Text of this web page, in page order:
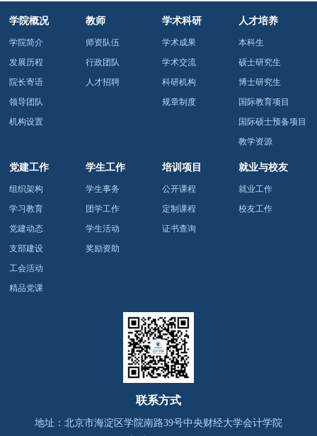
学院概况
学院简介
发展历程
院长寄语
领导团队
机构设置
教师
师资队伍
行政团队
人才招聘
学术科研
学术成果
学术交流
科研机构
规章制度
人才培养
本科生
硕士研究生
博士研究生
国际教育项目
国际硕士预备项目
教学资源
党建工作
组织架构
学习教育
党建动态
支部建设
工会活动
精品党课
学生工作
学生事务
团学工作
学生活动
奖励资助
培训项目
公开课程
定制课程
证书查询
就业与校友
就业工作
校友工作
联系方式
地址：北京市海淀区学院南路39号中央财经大学会计学院